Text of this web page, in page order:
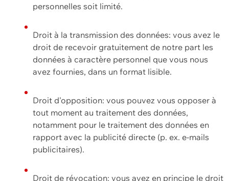
personnelles soit limité.
Droit à la transmission des données: vous avez le
droit de recevoir gratuitement de notre part les
données à caractère personnel que vous nous
avez fournies, dans un format lisible.
Droit d'opposition: vous pouvez vous opposer à
tout moment au traitement des données,
notamment pour le traitement des données en
rapport avec la publicité directe (p. ex. e-mails
publicitaires).
Droit de révocation: vous avez en principe le droit